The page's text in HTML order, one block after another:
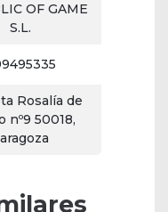
OF GAME
S.L.
Rosalía de
nº9 50018,